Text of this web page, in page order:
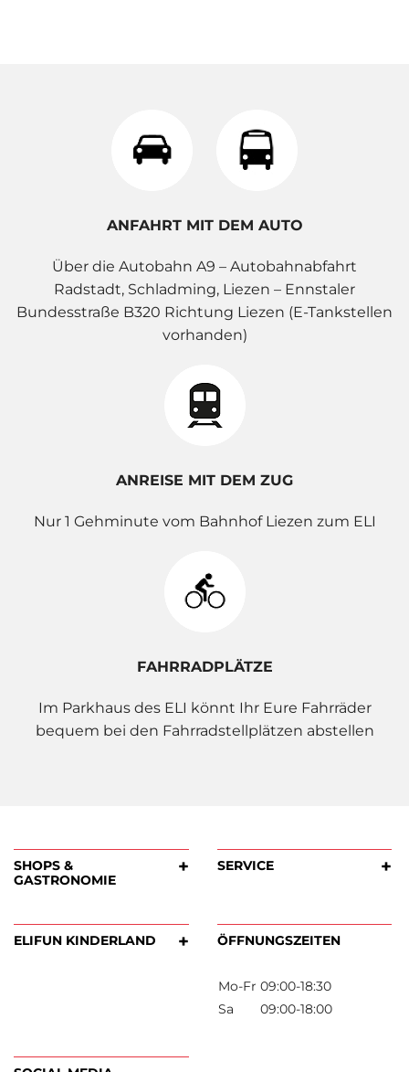
ANFAHRT MIT DEM AUTO
Über die Autobahn A9 – Autobahnabfahrt
Radstadt, Schladming, Liezen – Ennstaler
Bundesstraße B320 Richtung Liezen (E-Tankstellen
vorhanden)
ANREISE MIT DEM ZUG
Nur 1 Gehminute vom Bahnhof Liezen zum ELI
FAHRRADPLÄTZE
Im Parkhaus des ELI könnt Ihr Eure Fahrräder
bequem bei den Fahrradstellplätzen abstellen